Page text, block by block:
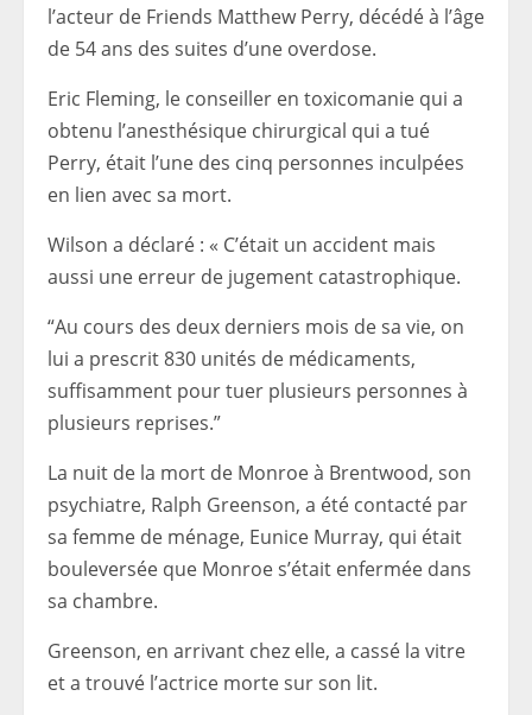
l’acteur de Friends Matthew Perry, décédé à l’âge
de 54 ans des suites d’une overdose.
Eric Fleming, le conseiller en toxicomanie qui a
obtenu l’anesthésique chirurgical qui a tué
Perry, était l’une des cinq personnes inculpées
en lien avec sa mort.
Wilson a déclaré : « C’était un accident mais
aussi une erreur de jugement catastrophique.
“Au cours des deux derniers mois de sa vie, on
lui a prescrit 830 unités de médicaments,
suffisamment pour tuer plusieurs personnes à
plusieurs reprises.”
La nuit de la mort de Monroe à Brentwood, son
psychiatre, Ralph Greenson, a été contacté par
sa femme de ménage, Eunice Murray, qui était
bouleversée que Monroe s’était enfermée dans
sa chambre.
Greenson, en arrivant chez elle, a cassé la vitre
et a trouvé l’actrice morte sur son lit.